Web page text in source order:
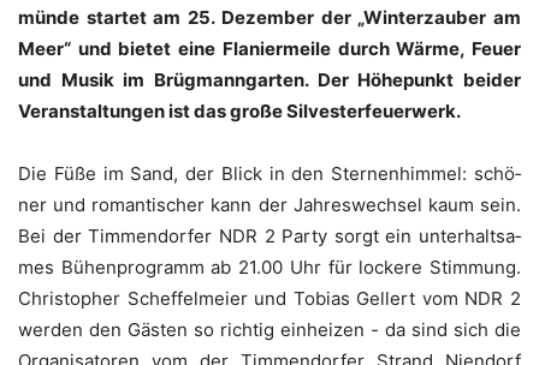
mün­de star­tet am 25. Dezem­ber der „Win­ter­zau­ber am
Meer“ und bie­tet eine Fla­nier­mei­le durch Wär­me, Feu­er
und Musik im Brüg­mann­gar­ten. Der Höhe­punkt bei­der
Ver­an­stal­tun­gen ist das gro­ße Silvesterfeuerwerk.
Die Füße im Sand, der Blick in den Ster­nen­him­mel: schö­
ner und roman­ti­scher kann der Jah­res­wech­sel kaum sein.
Bei der Tim­men­dor­fer NDR 2 Par­ty sorgt ein unter­halt­sa­
mes Bühen­pro­gramm ab 21.00 Uhr für locke­re Stim­mung.
Chris­to­pher Schef­fel­mei­er und Tobi­as Gel­lert vom NDR 2
wer­den den Gäs­ten so rich­tig ein­hei­zen - da sind sich die